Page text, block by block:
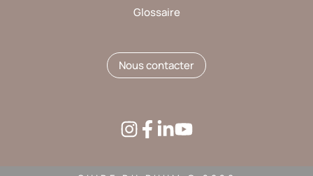
Glossaire
Nous contacter